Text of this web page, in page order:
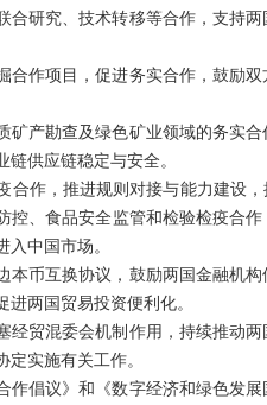
合研究、技术转移等合作，支持
合作项目，促进务实合作，鼓励
矿产勘查及绿色矿业领域的务实
供应链稳定与安全。
合作，推进规则对接与能力建设
、食品安全监管和检验检疫合
中国市场。
本币互换协议，鼓励两国金融机
两国贸易投资便利化。
经贸混委会机制作用，持续推动
实施有关工作。
作倡议》和《数字经济和绿色发